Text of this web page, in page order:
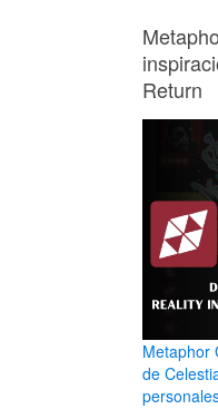
Return
Metaphor
de